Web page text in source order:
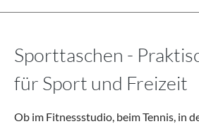
Sporttaschen -
für Sport und Freizeit
Ob im Fitnessstudio, beim Tennis, in